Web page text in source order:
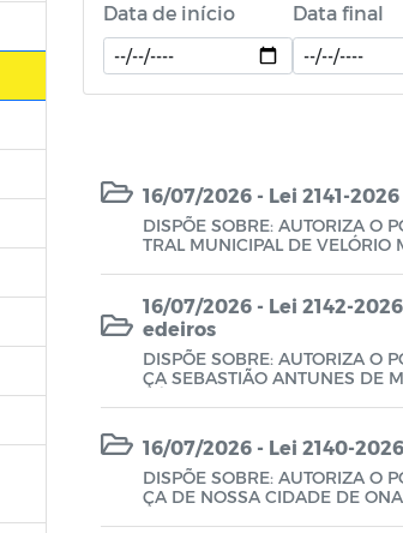
Data de início Data final
16/07/2026 - Lei 2141-
DISPÕE SOBRE: AUTORIZA O
TRAL MUNICIPAL DE VELÓRIO
16/07/2026 - Lei 2142-
edeiros
DISPÕE SOBRE: AUTORIZA O
ÇA SEBASTIÃO ANTUNES DE
16/07/2026 - Lei 2140-
DISPÕE SOBRE: AUTORIZA O
ÇA DE NOSSA CIDADE DE